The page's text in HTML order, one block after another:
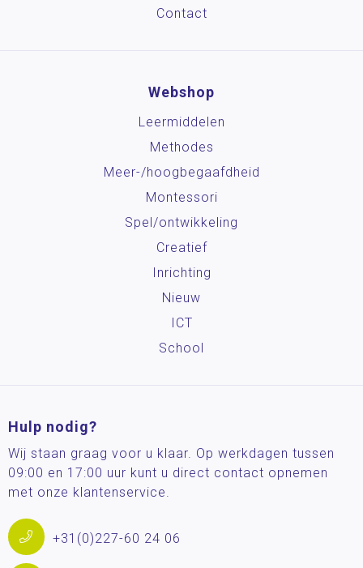
Contact
Webshop
Leermiddelen
Methodes
Meer-/hoog­begaafdheid
Montessori
Spel/ontwikkeling
Creatief
Inrichting
Nieuw
ICT
School
Hulp nodig?
Wij staan graag voor u klaar. Op werkdagen tussen
09:00 en 17:00 uur kunt u direct contact opnemen
met onze klantenservice.
+31(0)227-60 24 06